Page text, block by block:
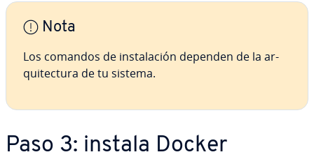
Nota
Los comandos de in­s­ta­la­ción dependen de la ar­
qui­te­c­tu­ra de tu sistema.
Paso 3: instala Docker